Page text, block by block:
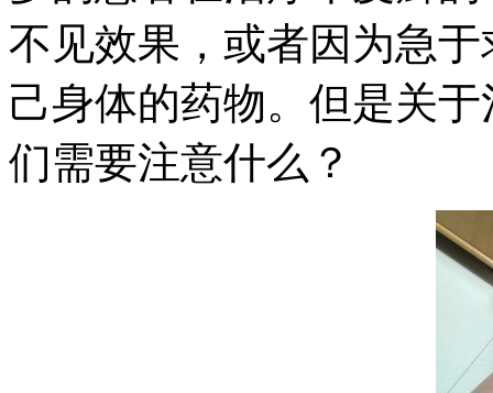
不见效果，或者因为急
己身体的药物。但是关
们需要注意什么？